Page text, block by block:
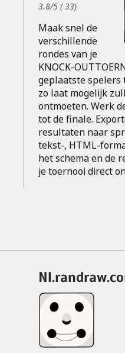
3.8/5 (33)
Maak snel de
verschillende
rondes van je
KNOCK-
geplaatste spelers
zo laat mogelijk
ontmoeten. Werk
tot de finale.
resultaten naar
tekst-, HTML-
het schema en de
je toernooi direct